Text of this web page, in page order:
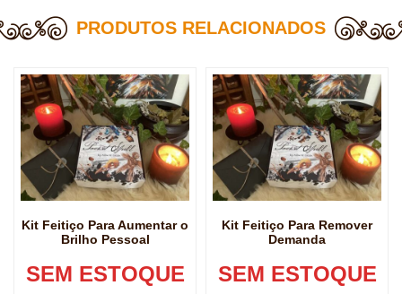
PRODUTOS RELACIONADOS
Kit Feitiço Para Aumentar o
Brilho Pessoal
SEM ESTOQUE
Kit Feitiço Para Remover
Demanda
SEM ESTOQUE